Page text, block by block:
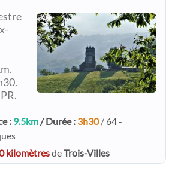
: 9.5km/ Durée : 3h30/ 64 -
kilomètresdeTrois-Villes